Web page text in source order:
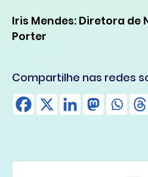
Iris Mendes: Diretora de
Porter
Compartilhe nas redes